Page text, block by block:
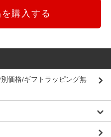
購入する
価格/ギフトラッピング無